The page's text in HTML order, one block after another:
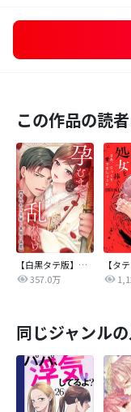
この作品の読
【白黒タテ版】孕むまで乱れいけ～身代わり花嫁と軍服の猛愛
357.0万
同じジャンル